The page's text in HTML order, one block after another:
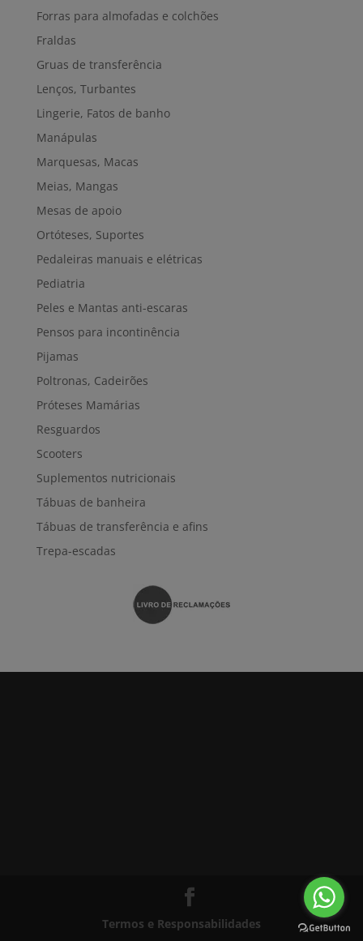
Forras para almofadas e colchões
Fraldas
Gruas de transferência
Lenços, Turbantes
Lingerie, Fatos de banho
Manápulas
Marquesas, Macas
Meias, Mangas
Mesas de apoio
Ortóteses, Suportes
Pedaleiras manuais e elétricas
Pediatria
Peles e Mantas anti-escaras
Pensos para incontinência
Pijamas
Poltronas, Cadeirões
Próteses Mamárias
Resguardos
Scooters
Suplementos nutricionais
Tábuas de banheira
Tábuas de transferência e afins
Trepa-escadas
Termos e Responsabilidades